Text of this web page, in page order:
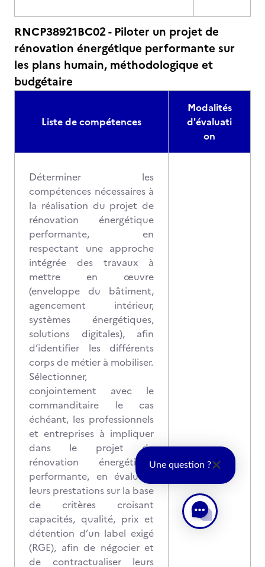
RNCP38921BC02 - Piloter un projet de
rénovation énergétique performante sur
les plans humain, méthodologique et
budgétaire
Liste de compétences
Modalités
d'évaluati
on
Déterminer les
compétences nécessaires à
la réalisation du projet de
rénovation énergétique
performante, en
respectant une approche
intégrée des travaux à
mettre en œuvre
(enveloppe du bâtiment,
agencement intérieur,
systèmes énergétiques,
solutions digitales), afin
d’identifier les différents
corps de métier à mobiliser.
Sélectionner,
conjointement avec le
commanditaire le cas
échéant, les professionnels
et entreprises à impliquer
dans le projet de
rénovation énergétique
performante, en évaluant
leurs prestations sur la base
de critères croisant
capacités, qualité, prix et
détention d’un label exigé
(RGE), afin de négocier et
de contractualiser leurs
Une question ?